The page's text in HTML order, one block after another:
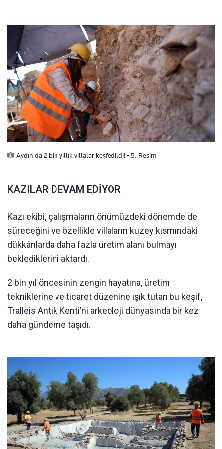
Aydın'da 2 bin yıllık villalar keşfedildi! - 5. Resim
KAZILAR DEVAM EDİYOR
Kazı ekibi, çalışmaların önümüzdeki dönemde de
süreceğini ve özellikle villaların kuzey kısmındaki
dükkânlarda daha fazla üretim alanı bulmayı
beklediklerini aktardı.
2 bin yıl öncesinin zengin hayatına, üretim
tekniklerine ve ticaret düzenine ışık tutan bu keşif,
Tralleis Antik Kenti’ni arkeoloji dünyasında bir kez
daha gündeme taşıdı.